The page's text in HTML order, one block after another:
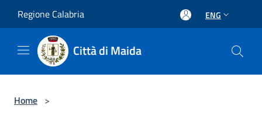
Regione Calabria ENG
Città di Maida
Home >